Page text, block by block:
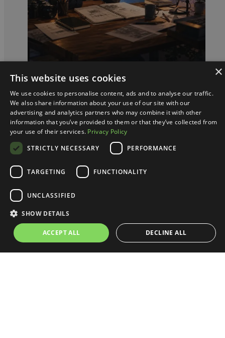
Rzeź kreatywnych przez AI: mit
czy fakt?
Wokół wpływu sztucznej inteligencji na zawody
realnych stratach, inne w ogóle ich nie potwierdzają.
powinno jednak inne…
×
This website uses cookies
We use cookies to personalise content, ads and to analyse our traffic.
We also share information about your use of our site with our
advertising and analytics partners who may combine it with other
information that you’ve provided to them or that they’ve collected from
your use of their services. Privacy Policy
STRICTLY NECESSARY
PERFORMANCE
TARGETING FUNCTIONALITY
UNCLASSIFIED
SHOW DETAILS
ACCEPT ALL DECLINE ALL